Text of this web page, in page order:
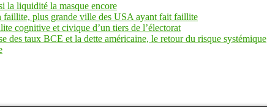
la liquidité la masque encore
plus grande ville des USA ayant fait faillite
cognitive et civique d’un tiers de l’électorat
des taux BCE et la dette américaine, le retour du risque systémique